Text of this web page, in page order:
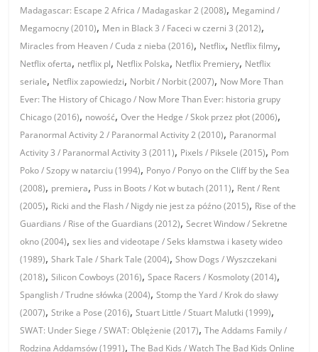
Madagascar: Escape 2 Africa / Madagaskar 2 (2008), Megamind /
Megamocny (2010), Men in Black 3 / Faceci w czerni 3 (2012),
Miracles from Heaven / Cuda z nieba (2016), Netflix, Netflix filmy,
Netflix oferta, netflix pl, Netflix Polska, Netflix Premiery, Netflix
seriale, Netflix zapowiedzi, Norbit / Norbit (2007), Now More Than
Ever: The History of Chicago / Now More Than Ever: historia grupy
Chicago (2016), nowość,Over the Hedge / Skok przez płot (2006),
Paranormal Activity 2 / Paranormal Activity 2 (2010), Paranormal
Activity 3 / Paranormal Activity 3 (2011), Pixels / Piksele (2015), Pom
Poko / Szopy w natarciu (1994), Ponyo / Ponyo on the Cliff by the Sea
(2008), premiera, Puss in Boots / Kot w butach (2011), Rent / Rent
(2005), Ricki and the Flash / Nigdy nie jest za późno (2015), Rise of the
Guardians / Rise of the Guardians (2012),Secret Window / Sekretne
okno (2004),sex lies and videotape / Seks kłamstwa i kasety wideo
(1989),Shark Tale / Shark Tale (2004),Show Dogs / Wyszczekani
(2018),Silicon Cowboys (2016),Space Racers / Kosmoloty (2014),
Spanglish / Trudne słówka (2004),Stomp the Yard / Krok do sławy
(2007),Strike a Pose (2016),Stuart Little / Stuart Malutki (1999),
SWAT: Under Siege / SWAT: Oblężenie (2017),The Addams Family /
Rodzina Addamsów (1991),The Bad Kids / Watch The Bad Kids Online